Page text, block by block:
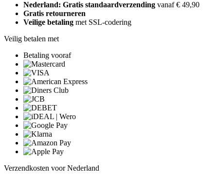
Nederland: Gratis standaardverzending vanaf € 49,90
Gratis retourneren
Veilige betaling met SSL-codering
Veilig betalen met
Betaling vooraf
Verzendkosten voor Nederland